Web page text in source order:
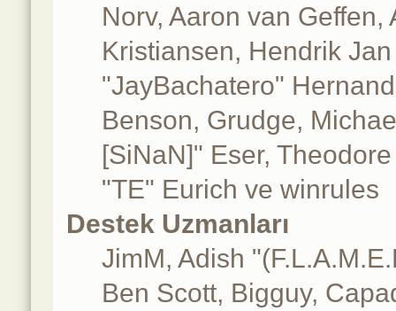
Norv, Aaron van
Kristiansen, Hendrik
"JayBachatero"
Benson, Grudge,
[SiNaN]" Eser,
"TE" Eurich ve winrules
Destek Uzmanları
JimM, Adish
Ben Scott, Bigguy,